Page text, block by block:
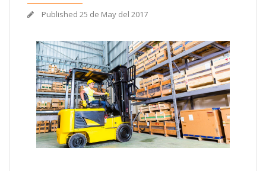
Published 25 de May del 2017